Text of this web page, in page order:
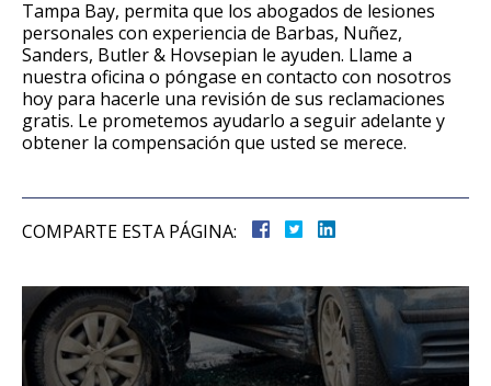
Tampa Bay, permita que los abogados de lesiones
personales con experiencia de Barbas, Nuñez,
Sanders, Butler & Hovsepian le ayuden. Llame a
nuestra oficina o póngase en contacto con nosotros
hoy para hacerle una revisión de sus reclamaciones
gratis. Le prometemos ayudarlo a seguir adelante y
obtener la compensación que usted se merece.
COMPARTE ESTA PÁGINA: